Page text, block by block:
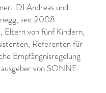
DI Andreas und
seit 2008
Eltern von fünf Kindern,
Referenten für
Empfängnisregelung
von SONNE